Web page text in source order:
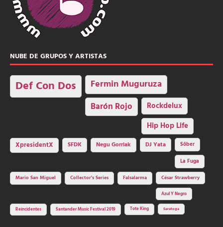
NUBE DE GRUPOS Y ARTISTAS
Def Con Dos Fermin Muguruza
Barón Rojo Rockdelux
Hip Hop Life
XpresidentX SFDK Negu Gorriak DJ Yata
Sôber
La Fuga
Mario San Miguel
Collector's Series Falsalarma César Strawberry
Azul Y Negro
Reincidentes Santander Music Festival 2019 Tote King Saratoga